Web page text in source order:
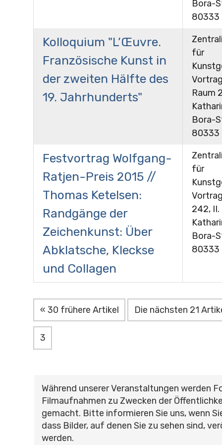
Bora-
80333
Kolloquium "L’Œuvre.
Französische Kunst in
der zweiten Hälfte des
19. Jahrhunderts"
für
Raum
Bora-
80333
Festvortrag Wolfgang-
Ratjen-Preis 2015 //
Thomas Ketelsen:
Randgänge der
Zeichenkunst: Über
Abklatsche, Kleckse
und Collagen
für
242, II.
Bora-
80333
« 30 frühere Artikel Die nächsten 21
3
Während unserer Veranstaltungen werden
Filmaufnahmen zu Zwecken der
gemacht. Bitte informieren Sie uns, wenn
dass Bilder, auf denen Sie zu sehen sind,
werden.